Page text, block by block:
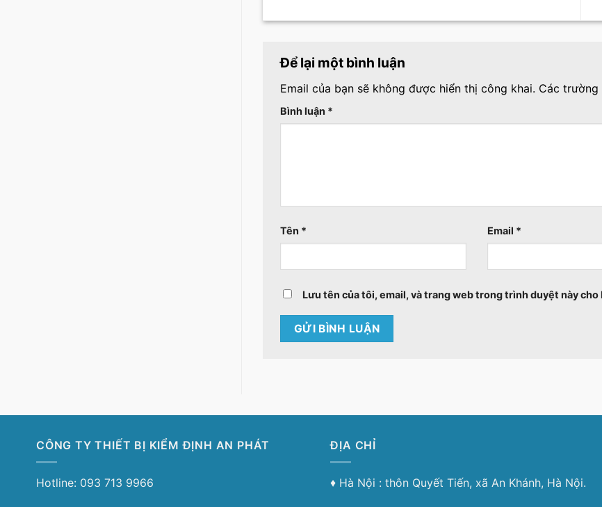
Để lại một bình luận
Email của bạn sẽ không được hiển thị công khai. Các
Bình luận *
Tên * Email *
Lưu tên của tôi, email, và trang web trong trình duyệt này
CÔNG TY THIẾT BỊ KIỂM ĐỊNH AN PHÁT
Hotline: 093 713 9966
ĐỊA CHỈ
♦︎ Hà Nội : thôn Quyết Tiến, xã An Khánh, Hà Nội.